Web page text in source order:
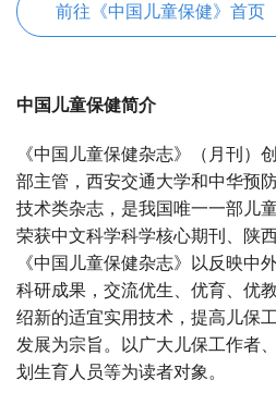
前往《中国儿童保健》首页
中国儿童保健简介
《中国儿童保健杂志》（月刊）
部主管，西安交通大学和中华预
技术类杂志，是我国唯一一部儿
荣获中文科学科学核心期刊、陕
《中国儿童保健杂志》以反映中
科研成果，交流优生、优育、优
绍新的适宜实用技术，提高儿保
发展为宗旨。以广大儿保工作者
划生育人员等为读者对象。